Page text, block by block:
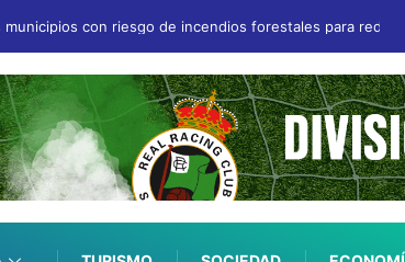
con riesgo de incendios forestales para